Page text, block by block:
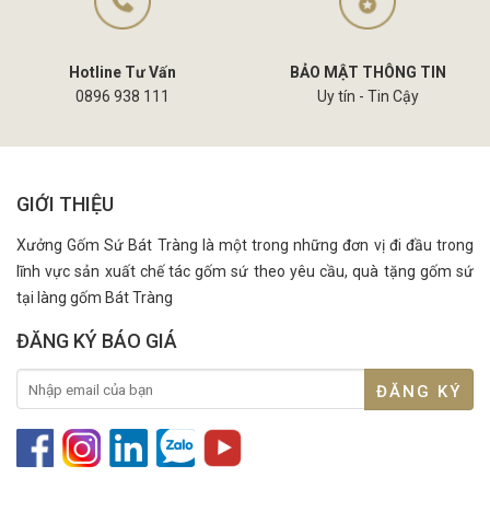
Hotline Tư Vấn
0896 938 111
BẢO MẬT THÔNG TIN
Uy tín - Tin Cậy
GIỚI THIỆU
Xưởng Gốm Sứ Bát Tràng là một trong những đơn vị đi đầu trong
lĩnh vực sản xuất chế tác gốm sứ theo yêu cầu, quà tặng gốm sứ
tại làng gốm Bát Tràng
ĐĂNG KÝ BÁO GIÁ